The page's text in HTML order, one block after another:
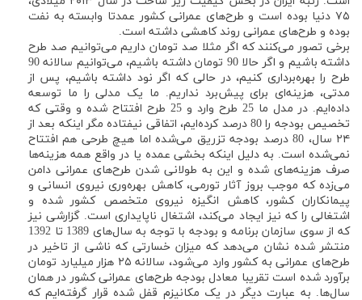
۷۵ دنیا بوده است و طرح‌های عمرانی کشور عمدتا وابسته به نفت
بوده و طرح‌های عمرانی روند کاهشی داشته است.
برخی تصور می‌کنند که اگر مثلا صد تومان داریم می‌توانیم صد طرح
داشته باشیم و اگر حالا 90 تومان داشته باشیم، ‌می‌توانیم سالانه 90
طرح را بهره‌برداری کنیم، در حالی که اگر نود داشته باشیم، پس از
مدتی، هزینه‌ای برای پیش‌برد نداریم. ما یک مدلی را ما توسعه
داده‌ایم. در مدل ما 25 طرح وارد و 25 طرح افتتاح شده و وقتی که
تخصیص بودجه را 80 درصد کرده‌ایم، اتفاقی نیفتاده مگر اینکه بعد از
۲۴ سال، 80 درصد بودجه تزریق می‌شده اما هیچ طرحی هم افتتاح
نمی‌شده است. به دلیل اینکه بخشی عمده یا در واقع همه‌ هزینه‌ها
صرف هزینه‌های شده و این به طولانی شدن طرح‌های عمرانی دامن
می‌زده که موجب بروز آثار تورمی، کاهش بهره‌وری نیروی انسانی و
پیمانکاران کشور، کاهش انگیزه‌ نیروی متخصص کشور شده و
اشتغالی را که نیز ایجاد می‌کند، اشتغال ناپایداری است. گزارشی نیز
که از سوی سازمان برنامه و بودجه با توجه به سال‌های 1389 تا 1392
منتشر شده نشان می‌دهد که میزان خسارتی که ناشی از تاخیر در
طرح‌های عمرانی به کشور وارد می‌شود، سالانه ۲۵ هزار میلیارد تومان
برآورد شده است تقریبا معادل بودجه طرح‌های عمرانی کشور در همان
سال‌ها. به عبارت دیگر در یک مکانیزم قفل شده قرار گرفته‌ایم که